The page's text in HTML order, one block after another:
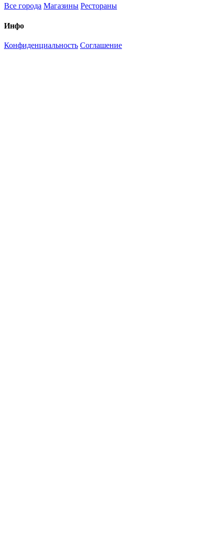
Все города Магазины Рестораны
Инфо
Конфиденциальность Соглашение